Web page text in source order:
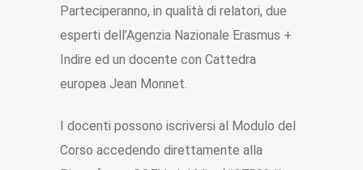
Parteciperanno, in qualità di relatori, due
esperti dell’Agenzia Nazionale Erasmus +
Indire ed un docente con Cattedra
europea Jean Monnet.
I docenti possono iscriversi al Modulo del
Corso accedendo direttamente alla